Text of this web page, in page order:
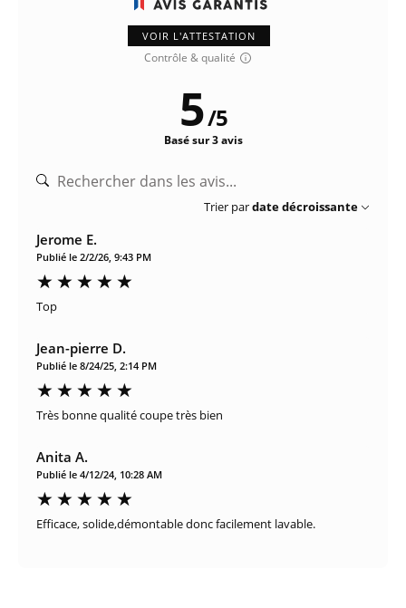
VOIR L'ATTESTATION
Contrôle & qualité
5/5
Basé sur 3 avis
Trier pardate décroissante
Jerome E.
Publié le 2/2/26, 9:43 PM
Top
Jean-pierre D.
Publié le 8/24/25, 2:14 PM
Très bonne qualité coupe très bien
Anita A.
Publié le 4/12/24, 10:28 AM
Efficace, solide,démontable donc facilement lavable.